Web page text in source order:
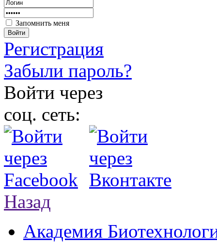
Запомнить меня
Войти
Регистрация
Забыли пароль?
Войти через
соц. сеть:
Назад
Академия